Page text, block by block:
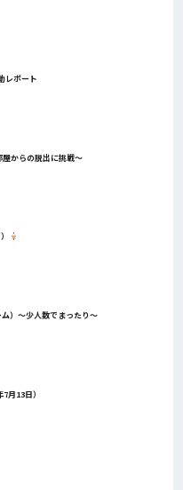
レポート
からの脱出に挑戦〜
）～少人数でまったり～
月13日）